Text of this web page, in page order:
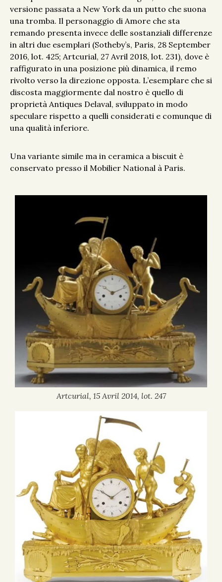
versione passata a New York da un putto che suona
una tromba. Il personaggio di Amore che sta
remando presenta invece delle sostanziali differenze
in altri due esemplari (Sotheby’s, Paris, 28 September
2016, lot. 425; Artcurial, 27 Avril 2018, lot. 231), dove è
raffigurato in una posizione più dinamica, il remo
rivolto verso la direzione opposta. L’esemplare che si
discosta maggiormente dal nostro è quello di
proprietà Antiques Delaval, sviluppato in modo
speculare rispetto a quelli considerati e comunque di
una qualità inferiore.
Una variante simile ma in ceramica a biscuit è
conservato presso il Mobilier National à Paris.
Artcurial, 15 Avril 2014, lot. 247